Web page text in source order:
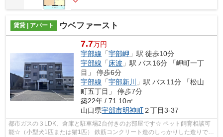
賃貸 | アパート ウベファースト
7.7万円
宇部線 「宇部岬 」駅 徒歩10分
宇部線 「 床波 」駅 バス16分 「岬町一丁
目」 停歩6分
宇部線 「宇部新川
」駅 バス11分 「松山
町五丁目」 停歩7分
築22年 / 71.10㎡
山口県宇部市明神町２丁目3-37
都市ガスの３LDK、倉庫と駐車場2台付きのお部屋です☆ ペット飼育相談可
能☆（小型犬1匹または猫1匹） 鉄筋コンクリート造のしっかりした造りで安